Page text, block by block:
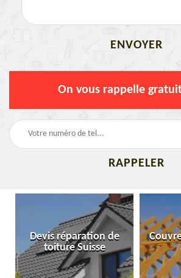
On vous rappelle
Devis réparation de
toiture Suisse